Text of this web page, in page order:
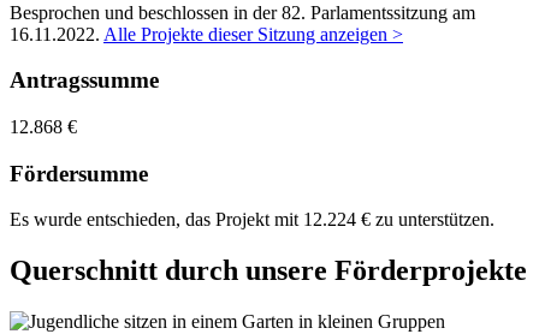
Besprochen und beschlossen in der 82. Parlamentssitzung am
16.11.2022. Alle Projekte dieser Sitzung anzeigen >
Antragssumme
12.868 €
Fördersumme
Es wurde entschieden, das Projekt mit 12.224 € zu unterstützen.
Querschnitt durch unsere Förderprojekte